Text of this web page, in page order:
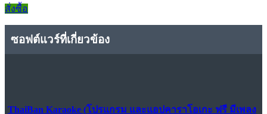
สั่งซื้อ
ซอฟต์แวร์ที่เกี่ยวข้อง
ThaiBan Karaoke (โปรแกรม และแอปคาราโอเกะ ฟรี มีเพลง